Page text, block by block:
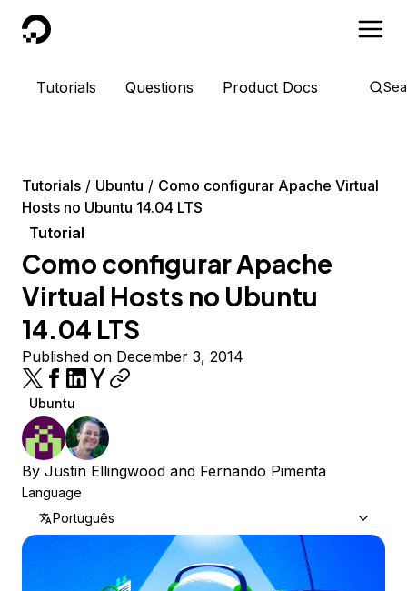
DigitalOcean
Tutorials Questions Product Docs
Tutorials Ubuntu
Como configurar Apache Virtual
Hosts no Ubuntu 14.04 LTS
Tutorial
Como configurar Apache
Virtual Hosts no Ubuntu
14.04 LTS
Published on December 3, 2014
Ubuntu
By Justin Ellingwood and Fernando Pimenta
Language
Português